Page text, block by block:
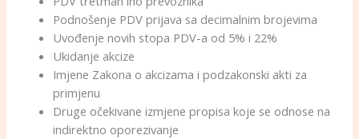
Podnošenje PDV prijava sa decimalnim brojevima
Uvođenje novih stopa PDV-a od 5% i 22%
Ukidanje akcize
Imjene Zakona o akcizama i podzakonski akti za
primjenu
Druge očekivane izmjene propisa koje se odnose na
indirektno oporezivanje